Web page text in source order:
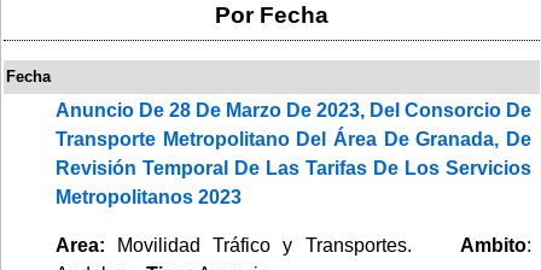
Por Fecha
Fecha
Anuncio De 28 De Marzo De 2023, Del Consorcio De
Transporte Metropolitano Del Área De Granada, De
Revisión Temporal De Las Tarifas De Los Servicios
Metropolitanos 2023
Area: Movilidad Tráfico y Transportes. Ambito: